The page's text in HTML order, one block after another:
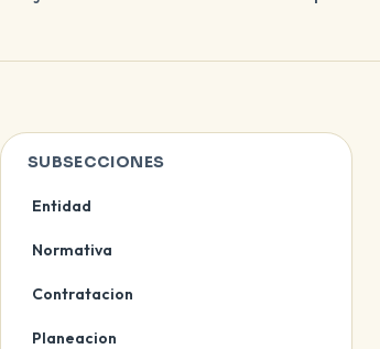
SUBSECCIONES
Entidad
Normativa
Contratacion
Planeacion